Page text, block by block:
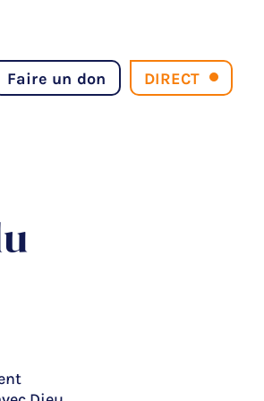
Faire un don DIRECT